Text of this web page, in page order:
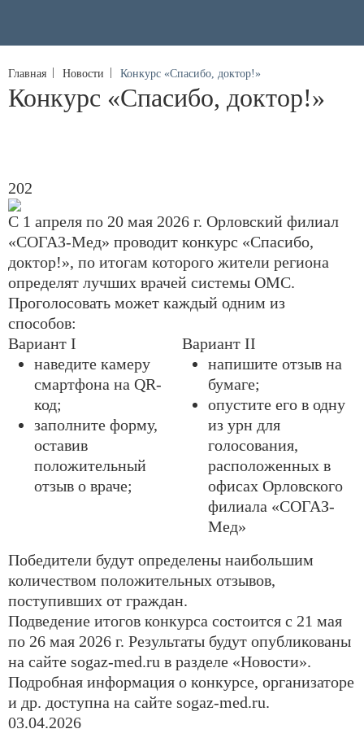
Главная Новости Конкурс «Спасибо, доктор!»
Конкурс «Спасибо, доктор!»
202
С 1 апреля по 20 мая 2026 г. Орловский филиал
«СОГАЗ-Мед» проводит конкурс «Спасибо,
доктор!», по итогам которого жители региона
определят лучших врачей системы ОМС.
Проголосовать может каждый одним из
способов:
Вариант I
наведите камеру
смартфона на QR-
код;
заполните форму,
оставив
положительный
отзыв о враче;
Вариант II
напишите отзыв на
бумаге;
опустите его в одну
из урн для
голосования,
расположенных в
офисах Орловского
филиала «СОГАЗ-
Мед»
Победители будут определены наибольшим
количеством положительных отзывов,
поступивших от граждан.
Подведение итогов конкурса состоится с 21 мая
по 26 мая 2026 г. Результаты будут опубликованы
на сайте sogaz-med.ru в разделе «Новости».
Подробная информация о конкурсе, организаторе
и др. доступна на сайте sogaz-med.ru.
03.04.2026